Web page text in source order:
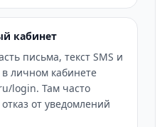
кабинет
письма, текст SMS и
личном кабинете
login. Там часто
от уведомлений